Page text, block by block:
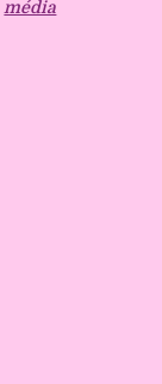
média